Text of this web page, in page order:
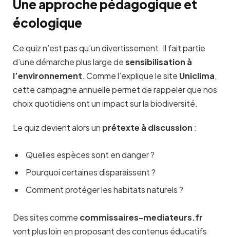
Une approche pédagogique et
écologique
Ce quiz n’est pas qu’un divertissement. Il fait partie
d’une démarche plus large desensibilisation à
l’environnement. Comme l’explique le site Uniclima,
cette campagne annuelle permet de rappeler que nos
choix quotidiens ont un impact sur la biodiversité.
Le quiz devient alors un prétexte à discussion :
Quelles espèces sont en danger ?
Pourquoi certaines disparaissent ?
Comment protéger les habitats naturels ?
Des sites comme commissaires-mediateurs.fr
vont plus loin en proposant des contenus éducatifs